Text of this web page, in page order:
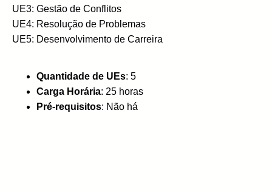
UE3: Gestão de Conflitos
UE4: Resolução de Problemas
UE5: Desenvolvimento de Carreira
Quantidade de UEs: 5
Carga Horária: 25 horas
Pré-requisitos: Não há